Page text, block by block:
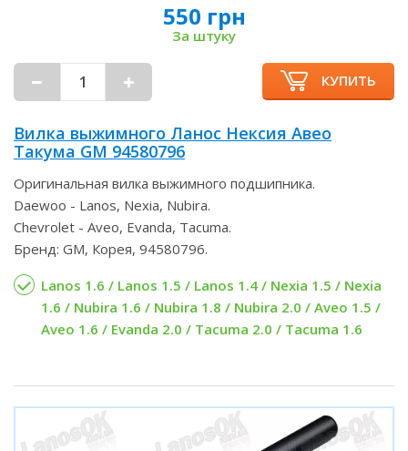
550 грн
За штуку
КУПИТЬ
Вилка выжимного Ланос Нексия Авео
Такума GM 94580796
Оригинальная вилка выжимного подшипника.
Daewoo - Lanos, Nexia, Nubira.
Chevrolet - Aveo, Evanda, Tacuma.
Бренд: GM, Корея, 94580796.
Lanos 1.6 / Lanos 1.5 / Lanos 1.4 / Nexia 1.5 / Nexia
1.6 / Nubira 1.6 / Nubira 1.8 / Nubira 2.0 / Aveo 1.5 /
Aveo 1.6 / Evanda 2.0 / Tacuma 2.0 / Tacuma 1.6